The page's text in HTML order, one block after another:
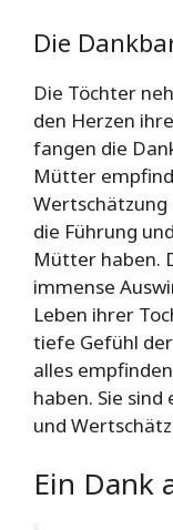
Die
Die Töchter
den Herzen
fangen die
Mütter
Wertschätzung
die Führung
Mütter haben.
immense
Leben ihrer
tiefe Gefühl
alles
haben. Sie
und
Ein Dank